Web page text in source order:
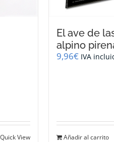
Quick View
El ave de
alpino
9,96€ IVA
Añadir al carrito